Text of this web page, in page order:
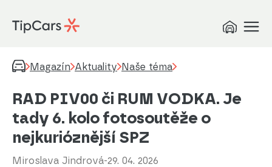
Magazín Aktuality Naše téma
RAD PIV00 či RUM VODKA. Je
tady 6. kolo fotosoutěže o
nejkurióznější SPZ
Miroslava Jindrová-29. 04. 2026